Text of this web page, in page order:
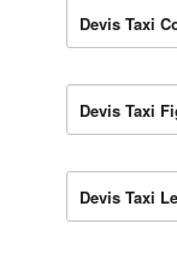
Devis Taxi
Devis Taxi
Devis Taxi